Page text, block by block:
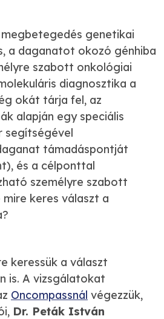
genetikai
a daganatot okozó génhiba
szabott onkológiai
diagnosztika a
okát tárja fel, az
alapján egy speciális
segítségével
támadáspontját
és a célponttal
személyre szabott
keres választ a
keressük a választ
is. A vizsgálatokat
Oncompassnál végezzük,
Dr. Peták István